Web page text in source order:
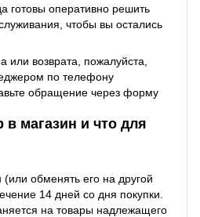
готовы оперативно решить
чтобы вы остались
возврата, пожалуйста,
по телефону
обращение через форму
в магазин и что для
(или обменять его на другой
14 дней со дня покупки.
на товары надлежащего